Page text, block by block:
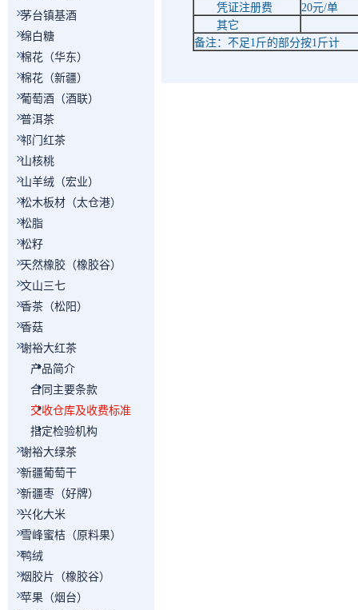
茅台镇基酒
绵白糖
棉花（华东）
棉花（新疆）
葡萄酒（酒联）
普洱茶
祁门红茶
山核桃
山羊绒（宏业）
松木板材（太仓港）
松脂
松籽
天然橡胶（橡胶谷）
文山三七
香茶（松阳）
香菇
谢裕大红茶
产品简介
合同主要条款
交收仓库及收费标准
指定检验机构
谢裕大绿茶
新疆葡萄干
新疆枣（好牌）
兴化大米
雪峰蜜桔（原料果）
鸭绒
烟胶片（橡胶谷）
苹果（烟台）
凭证注册费
20元/单
其它
备注：不足1斤的部分按1斤计